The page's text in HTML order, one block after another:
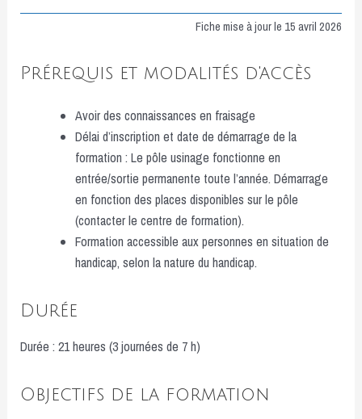
Fiche mise à jour le 15 avril 2026
Prérequis et modalités d'accès
Avoir des connaissances en fraisage
Délai d’inscription et date de démarrage de la
formation : Le pôle usinage fonctionne en
entrée/sortie permanente toute l’année. Démarrage
en fonction des places disponibles sur le pôle
(contacter le centre de formation).
Formation accessible aux personnes en situation de
handicap, selon la nature du handicap.
Durée
Durée : 21 heures (3 journées de 7 h)
Objectifs de la formation